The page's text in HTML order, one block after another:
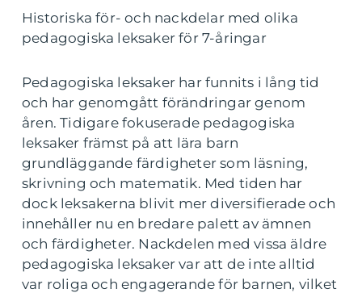
Historiska för- och nackdelar med olika
pedagogiska leksaker för 7-åringar
Pedagogiska leksaker har funnits i lång tid
och har genomgått förändringar genom
åren. Tidigare fokuserade pedagogiska
leksaker främst på att lära barn
grundläggande färdigheter som läsning,
skrivning och matematik. Med tiden har
dock leksakerna blivit mer diversifierade och
innehåller nu en bredare palett av ämnen
och färdigheter. Nackdelen med vissa äldre
pedagogiska leksaker var att de inte alltid
var roliga och engagerande för barnen, vilket